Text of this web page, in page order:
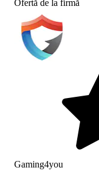
Ofertă de la firmă
Gaming4you